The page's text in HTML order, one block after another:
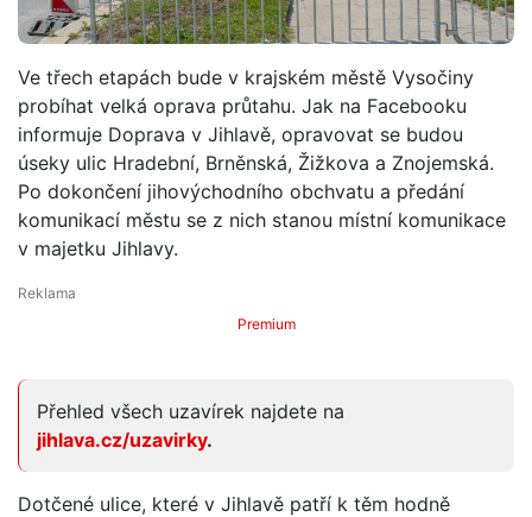
Ve třech etapách bude v krajském městě Vysočiny
probíhat velká oprava průtahu. Jak na Facebooku
informuje Doprava v Jihlavě, opravovat se budou
úseky ulic Hradební, Brněnská, Žižkova a Znojemská.
Po dokončení jihovýchodního obchvatu a předání
komunikací městu se z nich stanou místní komunikace
v majetku Jihlavy.
Premium
Přehled všech uzavírek najdete na
jihlava.cz/uzavirky.
Dotčené ulice, které v Jihlavě patří k těm hodně